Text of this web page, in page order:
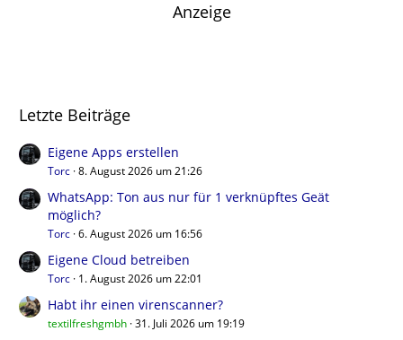
Anzeige
Letzte Beiträge
Eigene Apps erstellen
Torc 8. August 2026 um 21:26
WhatsApp: Ton aus nur für 1 verknüpftes Geät
möglich?
Torc 6. August 2026 um 16:56
Eigene Cloud betreiben
Torc 1. August 2026 um 22:01
Habt ihr einen virenscanner?
textilfreshgmbh 31. Juli 2026 um 19:19